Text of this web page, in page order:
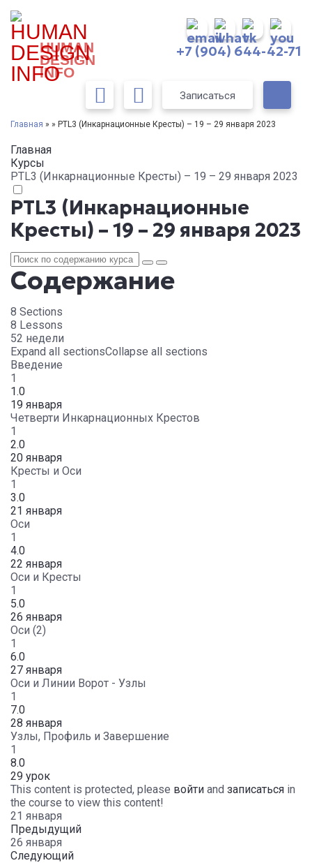
HUMAN
DESIGN
INFO
+7 (904) 644-42-71
Записаться
Главная » » PTL3 (Инкарнационные Кресты) – 19 – 29 января 2023
Главная
Курсы
PTL3 (Инкарнационные Кресты) – 19 – 29 января 2023
PTL3 (Инкарнационные
Кресты) – 19 – 29 января 2023
Содержание
8 Sections
8 Lessons
52 недели
Expand all sectionsCollapse all sections
Введение
1
1.0
19 января
Четверти Инкарнационных Крестов
1
2.0
20 января
Кресты и Оси
1
3.0
21 января
Оси
1
4.0
22 января
Оси и Кресты
1
5.0
26 января
Оси (2)
1
6.0
27 января
Оси и Линии Ворот - Узлы
1
7.0
28 января
Узлы, Профиль и Завершение
1
8.0
29 урок
This content is protected, please войти and записаться in
the course to view this content!
21 января
Предыдущий
26 января
Следующий